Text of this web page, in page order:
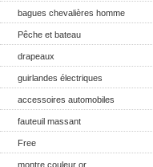
bagues chevalières homme
Pêche et bateau
drapeaux
guirlandes électriques
accessoires automobiles
fauteuil massant
Free
montre couleur or